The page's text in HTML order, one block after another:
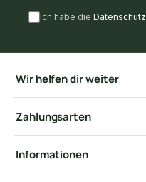
Ich habe die
Wir helfen dir weiter
Zahlungsarten
Informationen